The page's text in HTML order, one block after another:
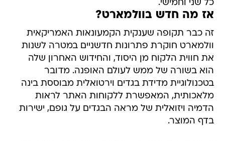
כל שני וחמישי.
אז מה חדש בוולמארט?
זה כבר תקופה שענקית הקמעונאות האמריקאית
וולמארט חוקרת פתרונות חדשניים במטרה לשנות
את חווית הלקוח מן היסוד, והחידוש האחרון שלה
הוא בשורה של ממש לעולם האופנה. מדובר
בטכנולוגיית מדידת בגדים וירטואלית מבוססת בינה
מלאכותית, המאפשרת ללקוחות האתר לראות
הדמיה ויזואלית של מראה הבגדים על גופם, ישירות
בדף המוצר.